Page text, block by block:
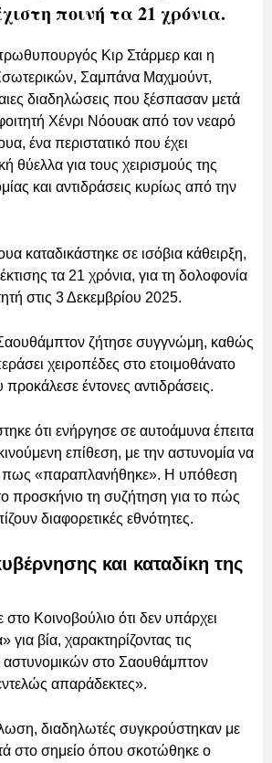
ποινή τα 21 χρόνια.
Κιρ Στάρμερ και η
Σαμπάνα Μαχμούντ,
διαδηλώσεις που ξέσπασαν μετά
Χένρι Νόουακ από τον νεαρό
ένα περιστατικό που έχει
θύελλα για τους χειρισμούς της
και αντιδράσεις κυρίως από την
καταδικάστηκε σε ισόβια κάθειρξη,
τα 21 χρόνια, για τη δολοφονία
στις 3 Δεκεμβρίου 2025.
ζήτησε συγγνώμη, καθώς
χειροπέδες στο ετοιμοθάνατο
έντονες αντιδράσεις.
ότι ενήργησε σε αυτοάμυνα έπειτα
επίθεση, με την αστυνομία να
πως «παραπλανήθηκε». Η υπόθεση
προσκήνιο τη συζήτηση για το πώς
διαφορετικές εθνότητες.
και καταδίκη της
Κοινοβούλιο ότι δεν υπάρχει
για βία, χαρακτηρίζοντας τις
αστυνομικών στο Σαουθάμπτον
απαράδεκτες».
διαδηλωτές συγκρούστηκαν με
στο σημείο όπου σκοτώθηκε ο